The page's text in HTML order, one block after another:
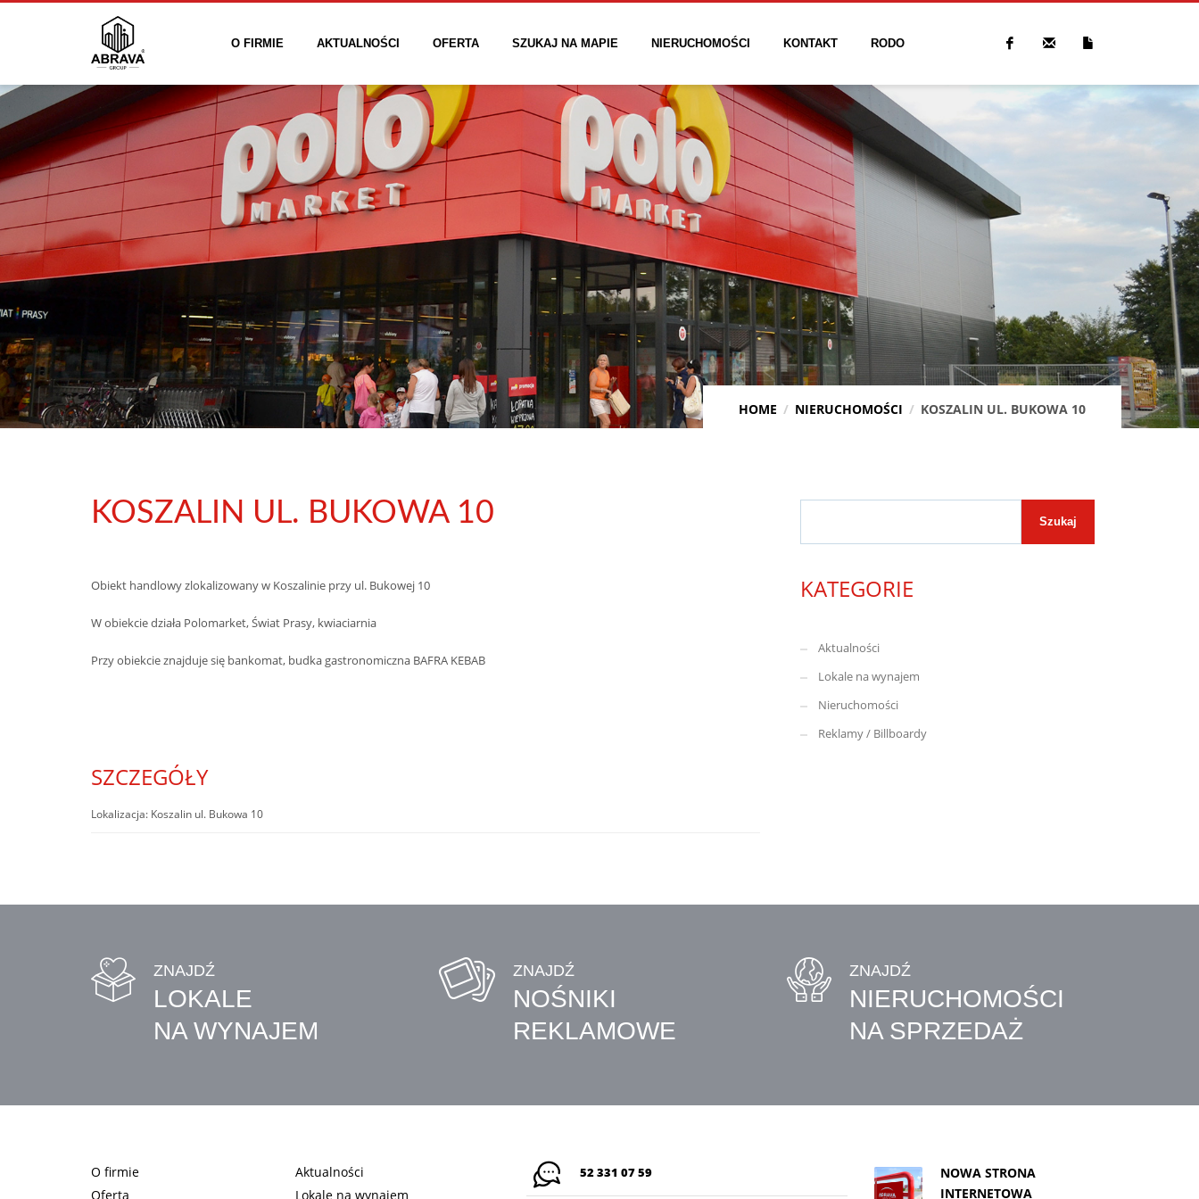
O FIRMIE AKTUALNOŚCI OFERTA SZUKAJ NA MAPIE NIERUCHOMOŚCI KONTAKT RODO
HOME NIERUCHOMOŚCI KOSZALIN UL. BUKOWA 10
KOSZALIN UL. BUKOWA 10
Obiekt handlowy zlokalizowany w Koszalinie przy ul. Bukowej 10
W obiekcie działa Polomarket, Świat Prasy, kwiaciarnia
Przy obiekcie znajduje się bankomat, budka gastronomiczna BAFRA KEBAB
SZCZEGÓŁY
Lokalizacja: Koszalin ul. Bukowa 10
Szukaj
KATEGORIE
Aktualności
Lokale na wynajem
Nieruchomości
Reklamy / Billboardy
ZNAJDŹ
LOKALE
NA WYNAJEM
ZNAJDŹ
NOŚNIKI
REKLAMOWE
ZNAJDŹ
NIERUCHOMOŚCI
NA SPRZEDAŻ
O firmie
Aktualności
Oferta
Lokale na wynajem
52 331 07 59
NOWA STRONA
INTERNETOWA